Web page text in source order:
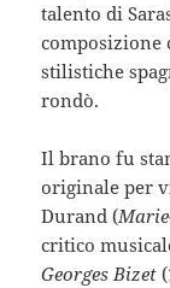
talento di
composizione
stilistiche
rondò.
Il brano fu
originale per
Durand (
critico
Georges Bizet